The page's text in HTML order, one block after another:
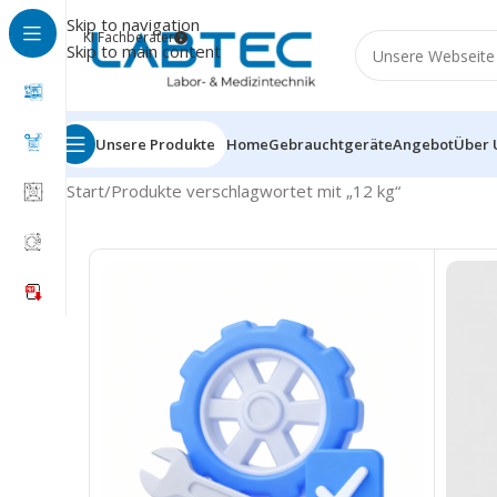
Skip to navigation
Skip to main content
KI Fachberater
Unsere Produkte HomeGebrauchtgeräteAngebotÜber
Start Produkte verschlagwortet mit „12 kg“